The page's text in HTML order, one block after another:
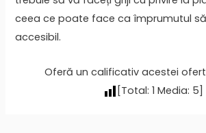
ceea ce poate face ca împrumutul
accesibil.
Oferă un calificativ acestei
[Total: 1 Media: 5]